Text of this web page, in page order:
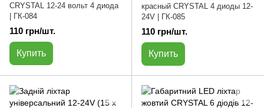
CRYSTAL 12-24 вольт 4 диода
| ГК-084
110 грн/шт.
Купить
красный CRYSTAL 4 диоды 12-
24V | ГК-085
110 грн/шт.
Купить